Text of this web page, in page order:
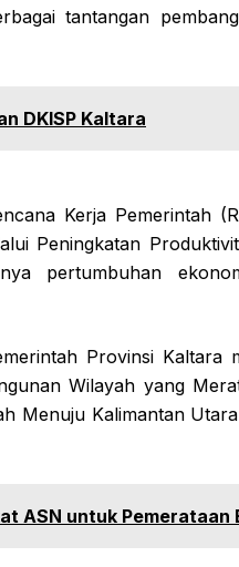
tantangan
DKISP Kaltara
Kerja Pemerintah
Peningkatan
pertumbuhan
Provinsi Kaltara
Wilayah yang
Menuju Kalimantan
ASN untuk Pemerataan